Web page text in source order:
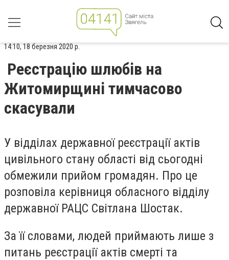
14:10, 18 березня 2020 р.
Реєстрацію шлюбів на
Житомирщині тимчасово
скасували
У відділах державної реєстрації актів
цивільного стану області від сьогодні
обмежили прийом громадян. Про це
розповіла керівниця обласного відділу
державної РАЦС Світлана Шостак.
За її словами, людей приймають лише з
питань реєстрації актів смерті та